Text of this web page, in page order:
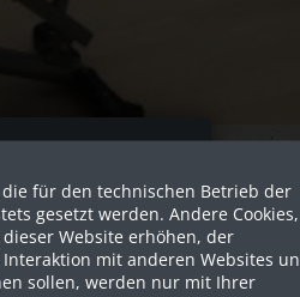
für den technischen Betrieb der
gesetzt werden. Andere Cookies,
Website erhöhen, der
mit anderen Websites
sollen, werden nur mit Ihrer
hier?
Shop, Preise
ausgespielt!
eine Firma